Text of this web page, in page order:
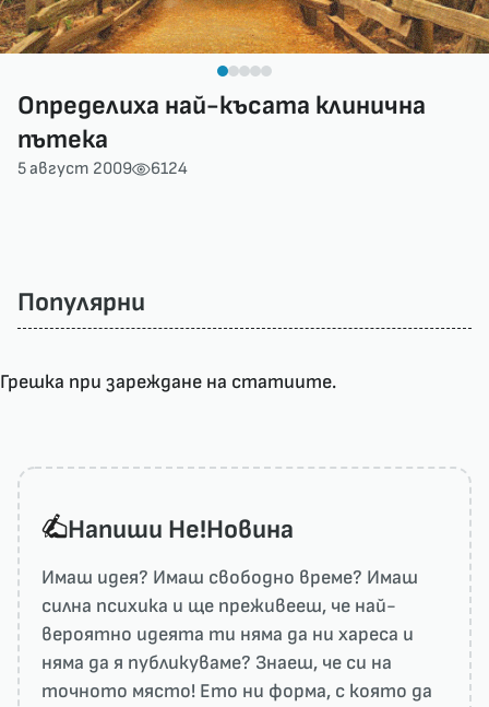
Определиха най-късата клинична
пътека
5 август 2009 6124
Популярни
Грешка при зареждане на статиите.
Напиши He!Новина
Имаш идея? Имаш свободно време? Имаш
силна психика и ще преживееш, че най-
вероятно идеята ти няма да ни харесa и
няма да я публикуваме? Знаеш, че си на
точното място! Ето ни форма, с която да